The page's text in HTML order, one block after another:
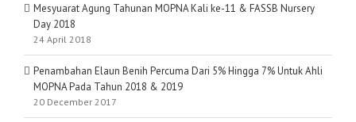
Mesyuarat Agung Tahunan MOPNA Kali ke-11 & FASSB Nursery
Day 2018
24 April 2018
Penambahan Elaun Benih Percuma Dari 5% Hingga 7% Untuk Ahli
MOPNA Pada Tahun 2018 & 2019
20 December 2017